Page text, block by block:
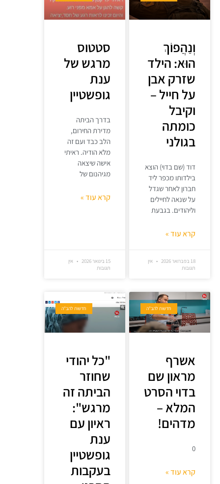
וְנַהֲפוֹךְ
הוּא: הילד
שזרק אבן
על חייל –
וקיבל
כומתה
בגולני
דוד (שם בדוי) הוצא
בילדותו מכפר ליד
חברון לאחר שגדל
על שנאה לחיילים
וליהודים. בגבעת
קרא עוד »
18 בפברואר 2026
אין
תגובות
סטטוס
מרגש של
ענת
גופשטיין
בדרך הביתה
מדירת החירום,
הלב כבד ועם זה
מלא הודיה. ראיתי
אישה שיצאה
מגיהנום של
קרא עוד »
15 בינואר 2026
אין
תגובות
חדשות להב"ה
אשרף
מראון שם
בדוי הסרט
המלא –
מדהים!
0
קרא עוד »
חדשות להב"ה
"כל יהודי
שחוזר
הביתה זה
מרגש":
ראיון עם
ענת
גופשטיין
בעקבות